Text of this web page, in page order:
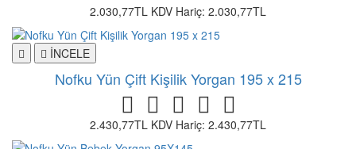
2.030,77TL KDV Hariç: 2.030,77TL
İNCELE
Nofku Yün Çift Kişilik Yorgan 195 x 215
2.430,77TL KDV Hariç: 2.430,77TL